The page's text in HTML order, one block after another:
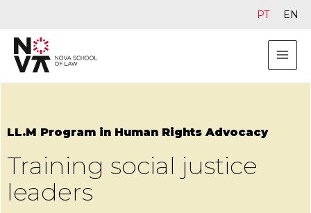
LL.M Program in Human Rights Advocacy
Training social justice
leaders
PT EN